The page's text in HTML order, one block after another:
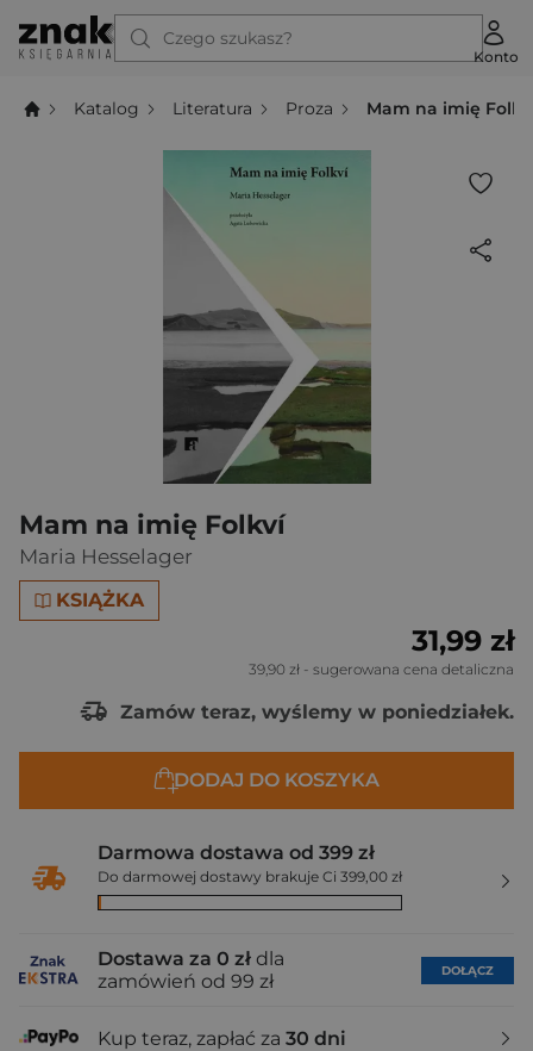
Czego szukasz?
Konto
Katalog Literatura Proza Mam na imię
Mam na imię Folkví
Maria Hesselager
KSIĄŻKA
31,99 zł
39,90 zł - sugerowana cena detaliczna
Zamów teraz, wyślemy w poniedziałek.
DODAJ DO KOSZYKA
Darmowa dostawa od 399 zł
Do darmowej dostawy brakuje Ci 399,00 zł
Dostawa za 0 zł dla
zamówień od 99 zł
DOŁĄCZ
Kup teraz, zapłać za 30 dni